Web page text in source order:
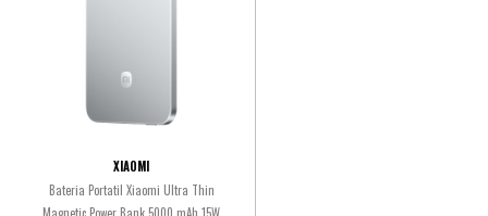
XIAOMI
Bateria Portatil Xiaomi Ultra Thin